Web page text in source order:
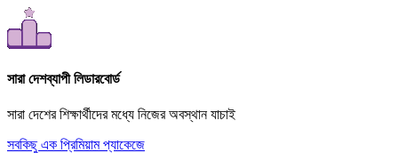
সারা দেশব্যাপী লিডারবোর্ড
সারা দেশের শিক্ষার্থীদের মধ্যে নিজের অবস্থান যাচাই
সবকিছু এক প্রিমিয়াম প্যাকেজে